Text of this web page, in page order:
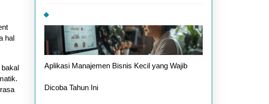
hal
Aplikasi Manajemen Bisnis Kecil yang Wajib
Dicoba Tahun Ini